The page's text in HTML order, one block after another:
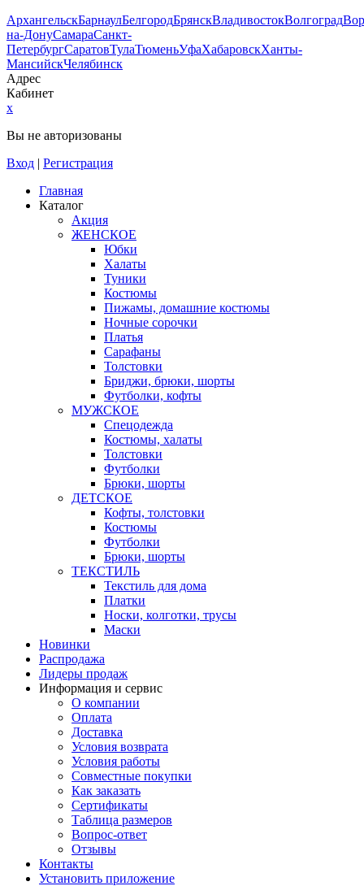
АрхангельскБарнаулБелгородБрянскВладивостокВолгоград
на-ДонуСамараСанкт-
ПетербургСаратовТулаТюменьУфаХабаровскХанты-
МансийскЧелябинск
Адрес
Кабинет
x
Вы не авторизованы
Вход | Регистрация
Главная
Каталог
Акция
ЖЕНСКОЕ
Юбки
Халаты
Туники
Костюмы
Пижамы, домашние костюмы
Ночные сорочки
Платья
Сарафаны
Толстовки
Бриджи, брюки, шорты
Футболки, кофты
МУЖСКОЕ
Спецодежда
Костюмы, халаты
Толстовки
Футболки
Брюки, шорты
ДЕТСКОЕ
Кофты, толстовки
Костюмы
Футболки
Брюки, шорты
ТЕКСТИЛЬ
Текстиль для дома
Платки
Носки, колготки, трусы
Маски
Новинки
Распродажа
Лидеры продаж
Информация и сервис
О компании
Оплата
Доставка
Условия возврата
Условия работы
Совместные покупки
Как заказать
Сертификаты
Таблица размеров
Вопрос-ответ
Отзывы
Контакты
Установить приложение